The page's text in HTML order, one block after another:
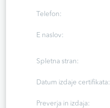
Telefon:
E naslov:
Spletna stran:
Datum izdaje certifikata:
Preverja in izdaja: